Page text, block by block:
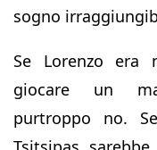
sogno
Se Lorenzo era
giocare un
purtroppo no.